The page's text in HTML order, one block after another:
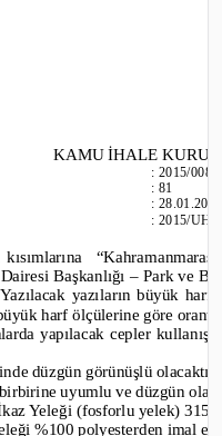
KAMU İHALE
:2015/008
:81
:
:2015/
Başkanlığı – Park ve
Yazılacak yazıların büyük
harf ölçülerine göre
yapılacak cepler
düzgün görünüşlü
uyumlu ve düzgün
Yeleği (fosforlu yelek)
%100 polyesterden imal